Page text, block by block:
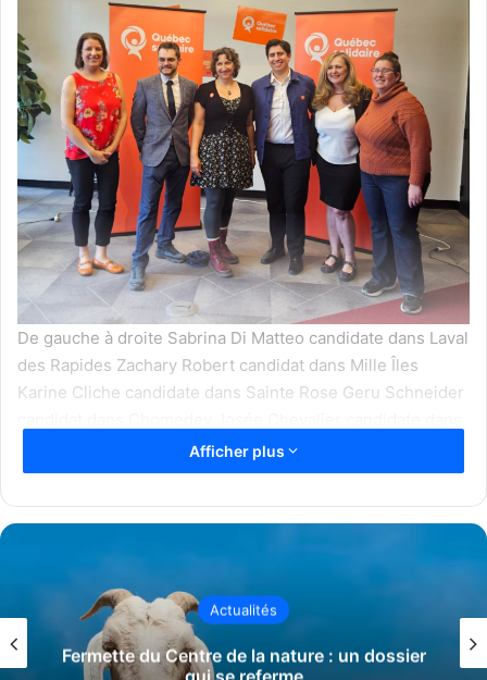
De gauche à droite Sabrina Di Matteo candidate dans Laval
des Rapides Zachary Robert candidat dans Mille Îles
Karine Cliche candidate dans Sainte Rose Geru Schneider
Fabre Stella Bourgon Germain candidate dans Vimont
Auteuil
Québec solidaire Laval a dévoilé l’équipe qui portera ses
couleurs dans les six circonscriptions lavalloises.
L’annonce a été faite le 24 mai lors d’une assemblée
d’investiture tenue à la coopérative de solidarité Le Tiers-
Afficher plus
Actualités
Fermette du Centre de la nature : un dossier
qui se referme